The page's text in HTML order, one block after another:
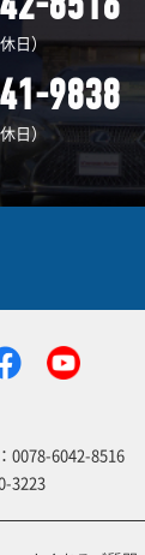
休日）
9838
日）
0078-6042-8516
3223